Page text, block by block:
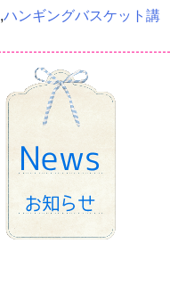
,ハンギングバスケット講